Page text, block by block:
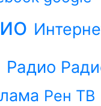
Радио
Рен ТВ